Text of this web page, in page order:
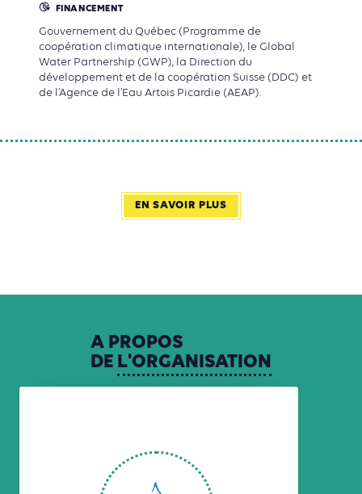
FINANCEMENT
Gouvernement du Québec (Programme de
coopération climatique internationale), le Global
Water Partnership (GWP), la Direction du
développement et de la coopération Suisse (DDC) et
de l’Agence de l’Eau Artois Picardie (AEAP).
EN SAVOIR PLUS
A PROPOS
DE L'ORGANISATION